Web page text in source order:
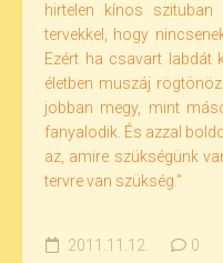
hirtelen kínos
tervekkel, hogy
Ezért ha csavart labdát
életben muszáj
jobban megy, mint
fanyalodik. És azzal
az, amire szükségünk
tervre van szükség."
2011.11.12. 0